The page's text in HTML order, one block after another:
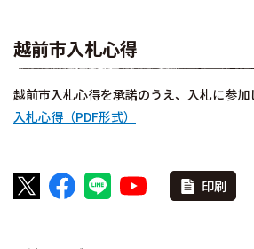
越前市入札心得
越前市入札心得を承諾のうえ、入札に参加
入札心得（PDF形式）
印刷